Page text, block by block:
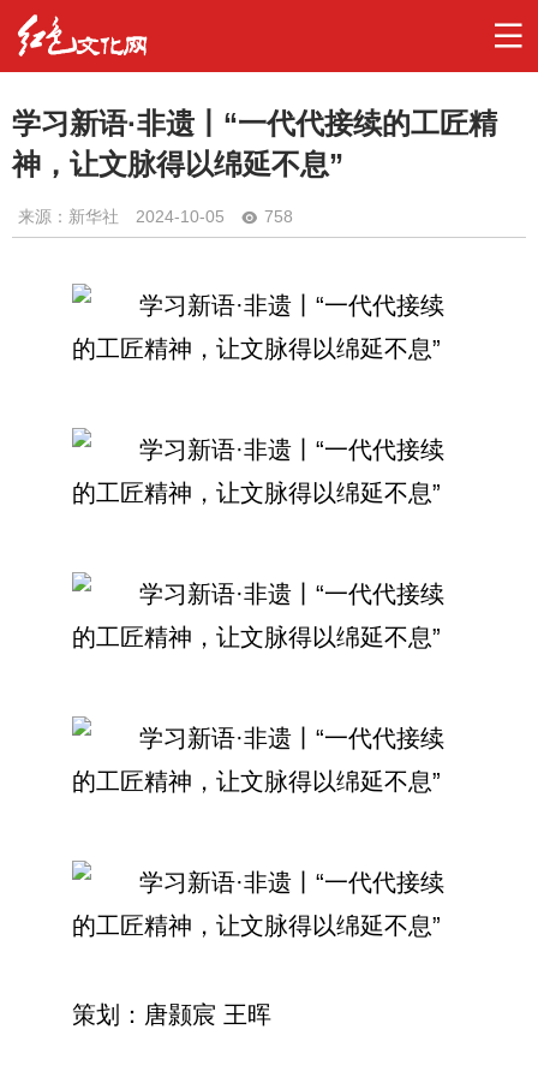
学习新语·非遗丨“一代代接续的工匠精
神，让文脉得以绵延不息”
来源：新华社 2024-10-05 758
策划：唐颢宸 王晖